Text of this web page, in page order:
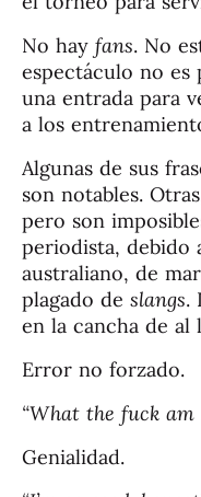
No hay fans. No
espectáculo no es
una entrada para
a los
Algunas de sus
son notables.
pero son
periodista, debido
australiano, de
plagado de slangs.
en la cancha de al
Error no forzado.
“What the fuck am
Genialidad.